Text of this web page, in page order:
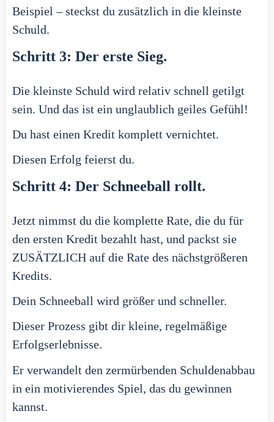
Beispiel – steckst du zusätzlich in die kleinste
Schuld.
Schritt 3: Der erste Sieg.
Die kleinste Schuld wird relativ schnell getilgt
sein. Und das ist ein unglaublich geiles Gefühl!
Du hast einen Kredit komplett vernichtet.
Diesen Erfolg feierst du.
Schritt 4: Der Schneeball rollt.
Jetzt nimmst du die komplette Rate, die du für
den ersten Kredit bezahlt hast, und packst sie
ZUSÄTZLICH auf die Rate des nächstgrößeren
Kredits.
Dein Schneeball wird größer und schneller.
Dieser Prozess gibt dir kleine, regelmäßige
Erfolgserlebnisse.
Er verwandelt den zermürbenden Schuldenabbau
in ein motivierendes Spiel, das du gewinnen
kannst.